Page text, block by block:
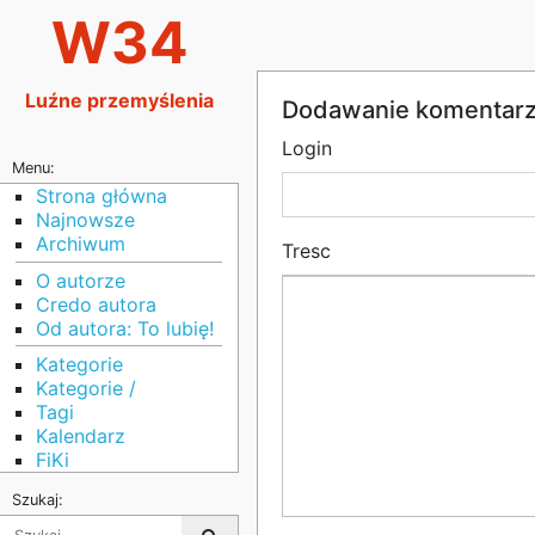
W34
Luźne przemyślenia
Menu:
Strona główna
Najnowsze
Archiwum
O autorze
Credo autora
Od autora: To lubię!
Kategorie
Kategorie /
Tagi
Kalendarz
FiKi
Szukaj:
Dodawanie
Login
Tresc